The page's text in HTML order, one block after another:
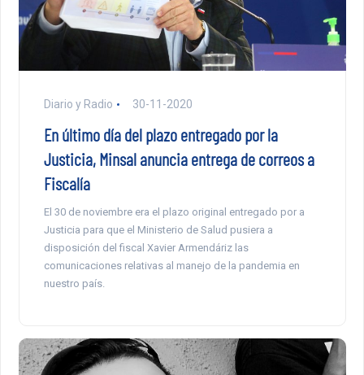
Diario y Radio 30-11-2020
En último día del plazo entregado por la
Justicia, Minsal anuncia entrega de correos a
Fiscalía
El 30 de noviembre era el plazo original entregado por a
Justicia para que el Ministerio de Salud pusiera a
disposición del fiscal Xavier Armendáriz las
comunicaciones relativas al manejo de la pandemia en
nuestro país.